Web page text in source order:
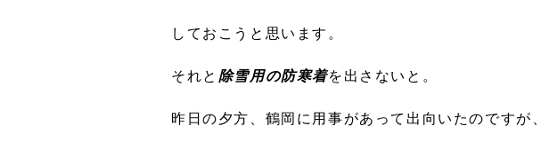
しておこうと思います。
それと 除雪用の防寒着を出さないと。
昨日の夕方、鶴岡に用事があって出向いたのですが、